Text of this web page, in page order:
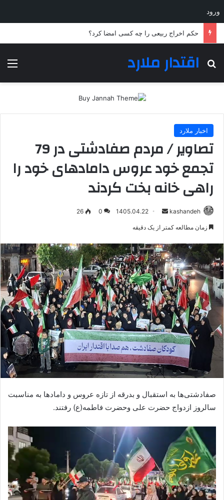
ورود
اقتدار ملارد
جستجو برای
اخبار ملارد
تصاویر / مردم صفادشتی در 79
تجمع خود عروس دامادهای خود را
راهی خانه بخت کردند
kashandeh
ارسال1405.04.22
0
26
زمان مطالعه کمتر از یک دقیقه
صفادشتی‌ها به استقبال و بدرقه از تازه عروس و دامادها به مناسبت
سالروز ازدواج حضرت علی وحضرت فاطمه(ع) رفتند.